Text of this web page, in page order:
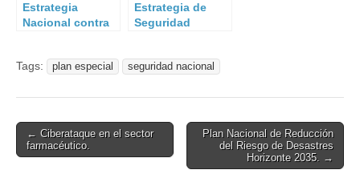
Estrategia
Nacional contra
Estrategia de
Seguridad
Tags: plan especial seguridad nacional
Post
navigation
← Ciberataque en el sector
farmacéutico.
Plan Nacional de Reducción
del Riesgo de Desastres
Horizonte 2035. →